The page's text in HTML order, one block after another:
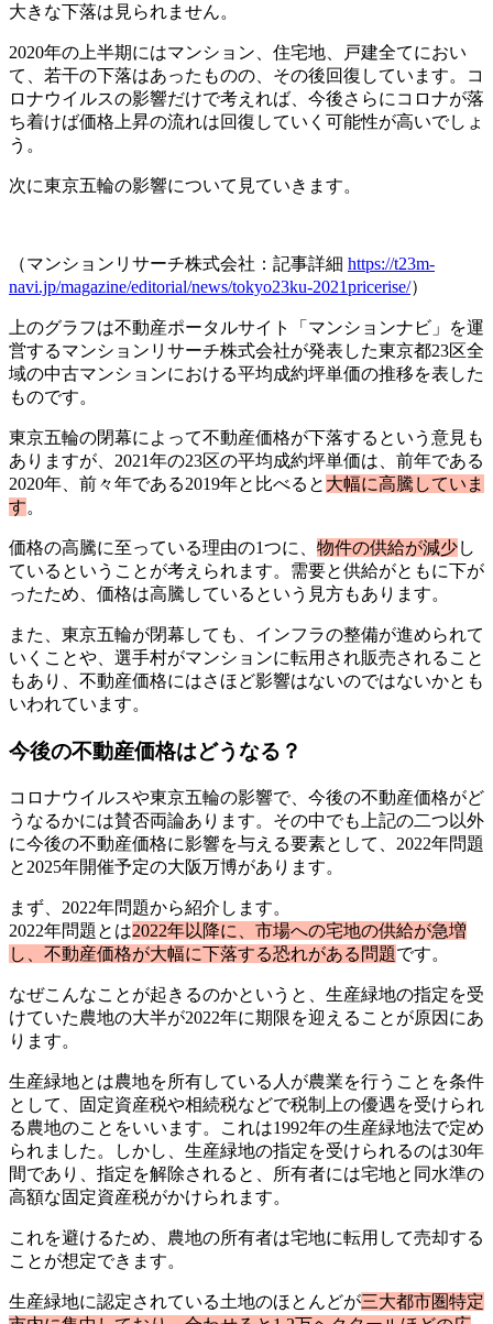
大きな下落は見られません。
2020年の上半期にはマンション、住宅地、戸建全てにおい
て、若干の下落はあったものの、その後回復しています。コ
ロナウイルスの影響だけで考えれば、今後さらにコロナが落
ち着けば価格上昇の流れは回復していく可能性が高いでしょ
う。
次に東京五輪の影響について見ていきます。
（マンションリサーチ株式会社：記事詳細 https://t23m-
navi.jp/magazine/editorial/news/tokyo23ku-2021pricerise/）
上のグラフは不動産ポータルサイト「マンションナビ」を運
営するマンションリサーチ株式会社が発表した東京都23区全
域の中古マンションにおける平均成約坪単価の推移を表した
ものです。
東京五輪の閉幕によって不動産価格が下落するという意見も
ありますが、2021年の23区の平均成約坪単価は、前年である
2020年、前々年である2019年と比べると 大幅に高騰していま
す。
価格の高騰に至っている理由の1つに、 物件の供給が減少し
ているということが考えられます。需要と供給がともに下が
ったため、価格は高騰しているという見方もあります。
また、東京五輪が閉幕しても、インフラの整備が進められて
いくことや、選手村がマンションに転用され販売されること
もあり、不動産価格にはさほど影響はないのではないかとも
いわれています。
今後の不動産価格はどうなる？
コロナウイルスや東京五輪の影響で、今後の不動産価格がど
うなるかには賛否両論あります。その中でも上記の二つ以外
に今後の不動産価格に影響を与える要素として、2022年問題
と2025年開催予定の大阪万博があります。
まず、2022年問題から紹介します。
2022年問題とは2022年以降に、市場への宅地の供給が急増
し、不動産価格が大幅に下落する恐れがある問題です。
なぜこんなことが起きるのかというと、生産緑地の指定を受
けていた農地の大半が2022年に期限を迎えることが原因にあ
ります。
生産緑地とは農地を所有している人が農業を行うことを条件
として、固定資産税や相続税などで税制上の優遇を受けられ
る農地のことをいいます。これは1992年の生産緑地法で定め
られました。しかし、生産緑地の指定を受けられるのは30年
間であり、指定を解除されると、所有者には宅地と同水準の
高額な固定資産税がかけられます。
これを避けるため、農地の所有者は宅地に転用して売却する
ことが想定できます。
生産緑地に認定されている土地のほとんどが三大都市圏特定